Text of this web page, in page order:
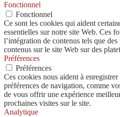
Fonctionnel
Fonctionnel
Ce sont les cookies qui aident
essentielles sur notre site Web. Ces
l’intégration de contenus tels que
contenus sur le site Web sur des
Préférences
Préférences
Ces cookies nous aident à
préférences de navigation, comme
de vous offrir une expérience
prochaines visites sur le site.
Analytique